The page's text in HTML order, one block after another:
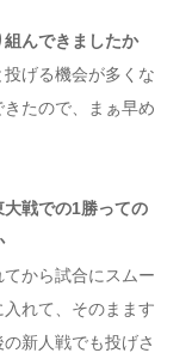
んできましたか
げる機会が多くな
たので、まぁ早め
戦での1勝っての
から試合にスムー
れて、そのまます
新人戦でも投げさ